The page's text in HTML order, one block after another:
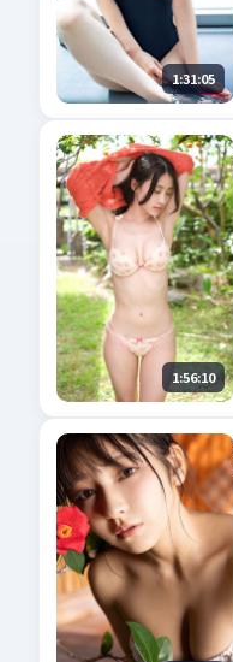
1:31:05
1:56:10